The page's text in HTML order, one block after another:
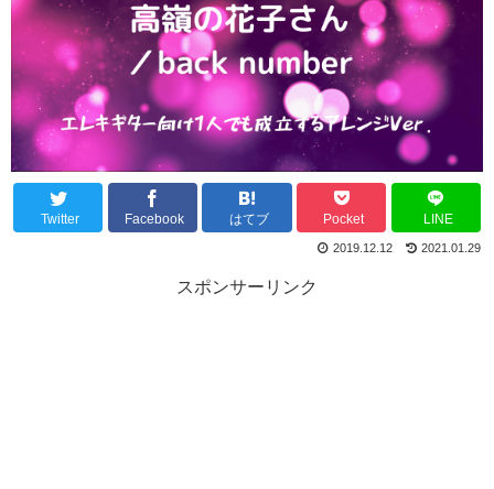
Twitter Facebook はてブ Pocket LINE
2021.01.29
2019.12.12
スポンサーリンク